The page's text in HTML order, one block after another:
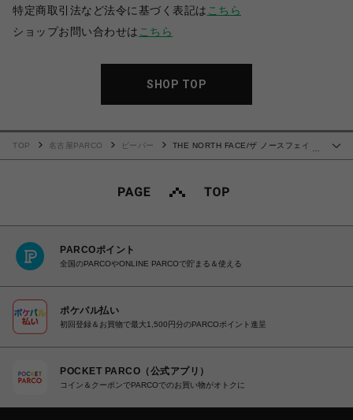
特定商取引法など法令に基づく表記は こちら
ショップお問い合わせは こちら
SHOP TOP
…
TOP 名古屋PARCO ビーバー
THE NORTH FACE/ザ ノースフェイ
PARCOポイント
全国のPARCOやONLINE PARCOで貯まる＆使える
ポケパル払い
初回登録＆お買物で最大1,500円分のPARCOポイント進呈
POCKET PARCO（公式アプリ）
コイン＆クーポンでPARCOでのお買い物がオトクに